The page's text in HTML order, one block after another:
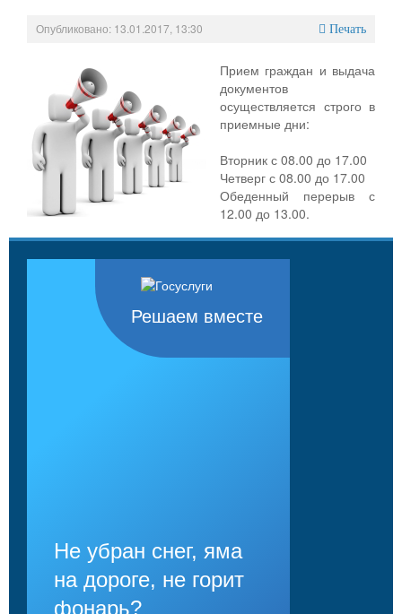
Опубликовано: 13.01.2017, 13:30 Печать
Прием граждан и выдача
документов
осуществляется строго в
приемные дни:
Вторник с 08.00 до 17.00
Четверг с 08.00 до 17.00
Обеденный перерыв с
12.00 до 13.00.
Решаем вместе
Не убран снег, яма
на дороге, не горит
фонарь?